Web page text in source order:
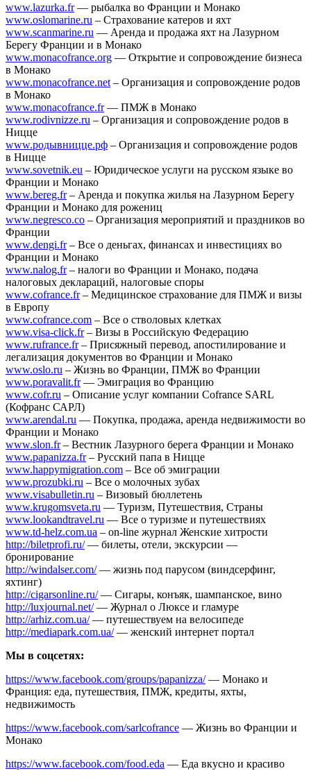
www.lazurka.fr— рыбалка во Франции и Монако
www.oslomarine.ru – Страхование катеров и яхт
www.scanmarine.ru — Аренда и продажа яхт на Лазурном
Берегу Франции и в Монако
www.monacofrance.org — Открытие и сопровождение бизнеса
в Монако
www.monacofrance.net – Организация и сопровождение родов
в Монако
www.monacofrance.fr— ПМЖ в Монако
www.rodivnizze.ru – Организация и сопровождение родов в
Ницце
www.родывницце.рф – Организация и сопровождение родов
в Ницце
www.sovetnik.eu – Юридическое услуги на русском языке во
Франции и Монако
www.bereg.fr– Аренда и покупка жилья на Лазурном Берегу
Франции и Монако для рожениц
www.negresco.co – Организация мероприятий и праздников во
Франции
www.dengi.fr– Все о деньгах, финансах и инвестициях во
Франции и Монако
www.nalog.fr– налоги во Франции и Монако, подача
налоговых деклараций, налоговые споры
www.cofrance.fr– Медицинское страхование для ПМЖ и визы
в Европу
www.cofrance.com – Все о стволовых клетках
www.visa-click.fr– Визы в Российскую Федерацию
www.rufrance.fr– Присяжный перевод, апостилирование и
легализация документов во Франции и Монако
www.oslo.ru – Жизнь во Франции, ПМЖ во Франции
www.poravalit.fr— Эмиграция во Францию
www.cofr.ru – Описание услуг компании Cofrance SARL
(Кофранс САРЛ)
www.arendal.ru — Покупка, продажа, аренда недвижимости во
Франции и Монако
www.slon.fr– Вестник Лазурного берега Франции и Монако
www.papanizza.fr– Русский папа в Ницце
www.happymigration.com – Все об эмиграции
www.prozubki.ru – Все о молочных зубах
www.visabulletin.ru – Визовый бюллетень
www.krugomsveta.ru — Туризм, Путешествия, Страны
www.lookandtravel.ru — Все о туризме и путешествиях
www.td-helz.com.ua – on-line журнал Женские хитрости
http://biletprofi.ru/— билеты, отели, экскурсии —
бронирование
http://windalser.com/— жизнь под парусом (виндсерфинг,
яхтинг)
http://cigarsonline.ru/— Сигары, конъяк, шампанское, вино
http://luxjournal.net/— Журнал о Люксе и гламуре
http://arhiz.com.ua/— путешествуем на велосипеде
http://mediapark.com.ua/— женский интернет портал
Мы в соцсетях:
https://www.facebook.com/groups/papanizza/— Монако и
Франция: еда, путешествия, ПМЖ, кредиты, яхты,
недвижимость
https://www.facebook.com/sarlcofrance — Жизнь во Франции и
Монако
https://www.facebook.com/food.eda — Еда вкусно и красиво